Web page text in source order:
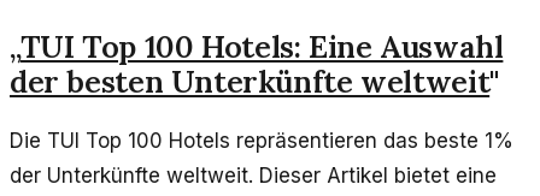
„TUI Top 100 Hotels: Eine Auswahl
der besten Unterkünfte weltweit"
Die TUI Top 100 Hotels repräsentieren das beste 1%
der Unterkünfte weltweit. Dieser Artikel bietet eine